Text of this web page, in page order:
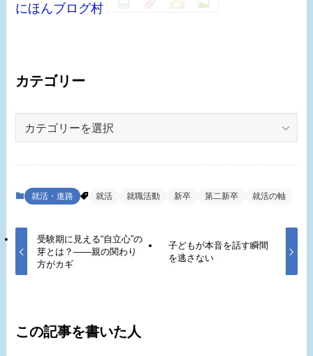
にほんブログ村
カテゴリー
ー 就活・進路 就活 就職活動 新卒 第二新卒 就活の軸
受験期に見える“自立心”の
芽とは？――親の関わり
方がカギ
子どもが本音を話す瞬間
を逃さない
この記事を書いた人